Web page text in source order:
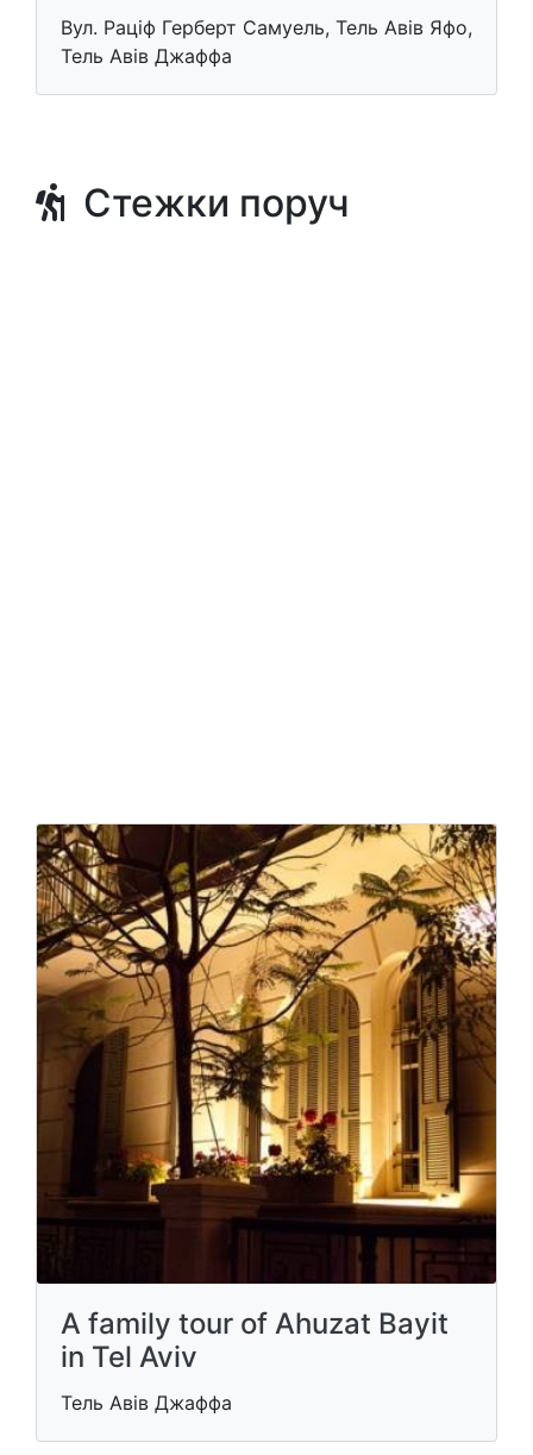
Вул. Раціф Герберт Самуель, Тель Авів Яфо,
Тель Авів Джаффа
Стежки поруч
A family tour of Ahuzat Bayit
in Tel Aviv
Тель Авів Джаффа